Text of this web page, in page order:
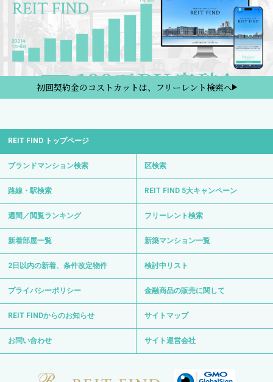
初回契約金のコストカットは、フリーレント検索へ
REIT FIND トップページ
ブランドマンション検索 区検索
路線・駅検索 REIT FIND 5大キャンペーン
週間／閲覧ランキング フリーレント検索
新着部屋一覧 新築マンション一覧
2日以内の新着、条件改定物件 検討中リスト
プライバシーポリシー 金融商品の販売に関して
REIT FINDからのお知らせ サイトマップ
お問い合わせ サイト運営会社